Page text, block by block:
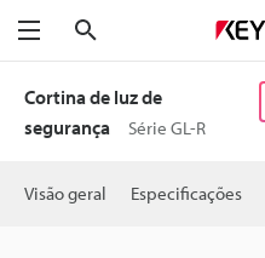
Menu
Cortina de luz de
segurança
Série GL-R
Visão geral Especificações